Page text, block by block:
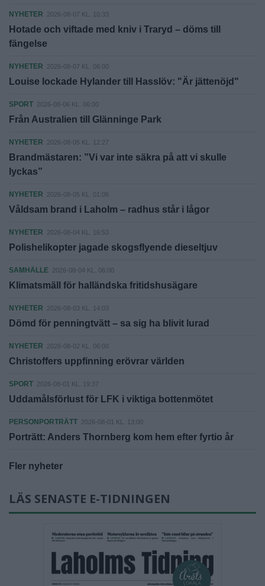
NYHETER 2026-08-07 KL. 10:33
Hotade och viftade med kniv i Traryd – döms till
fängelse
NYHETER 2026-08-07 KL. 06:00
Louise lockade Hylander till Hasslöv: "Är jättenöjd"
SPORT 2026-08-06 KL. 06:00
Från Australien till Glänninge Park
NYHETER 2026-08-05 KL. 12:27
Brandmästaren: ”Vi var inte säkra på att vi skulle
lyckas”
NYHETER 2026-08-05 KL. 01:06
Våldsam brand i Laholm – radhus står i lågor
NYHETER 2026-08-04 KL. 16:53
Polishelikopter jagade skogsflyende dieseltjuv
SAMHÄLLE 2026-08-04 KL. 06:00
Klimatsmäll för halländska fritidshusägare
NYHETER 2026-08-03 KL. 14:03
Dömd för penningtvätt – sa sig ha blivit lurad
NYHETER 2026-08-02 KL. 06:00
Christoffers uppfinning erövrar världen
SPORT 2026-08-01 KL. 19:37
Uddamålsförlust för LFK i viktiga bottenmötet
PERSONPORTRÄTT 2026-08-01 KL. 13:00
Porträtt: Anders Thornberg kom hem efter fyrtio år
Fler nyheter
LÄS SENASTE E-TIDNINGEN